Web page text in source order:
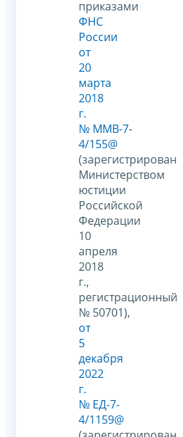
приказами
ФНС
России
от
20
марта
2018
г.
№ ММВ-7-
4/155@
(зарегистрирован
Министерством
юстиции
Российской
Федерации
10
апреля
2018
г.,
регистрационный
№ 50701),
от
5
декабря
2022
г.
№ ЕД-7-
4/1159@